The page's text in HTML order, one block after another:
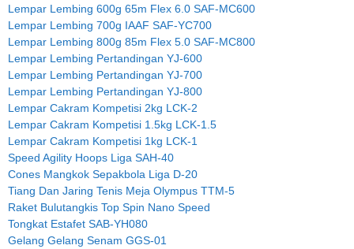
Lempar Lembing 600g 65m Flex 6.0 SAF-MC600
Lempar Lembing 700g IAAF SAF-YC700
Lempar Lembing 800g 85m Flex 5.0 SAF-MC800
Lempar Lembing Pertandingan YJ-600
Lempar Lembing Pertandingan YJ-700
Lempar Lembing Pertandingan YJ-800
Lempar Cakram Kompetisi 2kg LCK-2
Lempar Cakram Kompetisi 1.5kg LCK-1.5
Lempar Cakram Kompetisi 1kg LCK-1
Speed Agility Hoops Liga SAH-40
Cones Mangkok Sepakbola Liga D-20
Tiang Dan Jaring Tenis Meja Olympus TTM-5
Raket Bulutangkis Top Spin Nano Speed
Tongkat Estafet SAB-YH080
Gelang Gelang Senam GGS-01